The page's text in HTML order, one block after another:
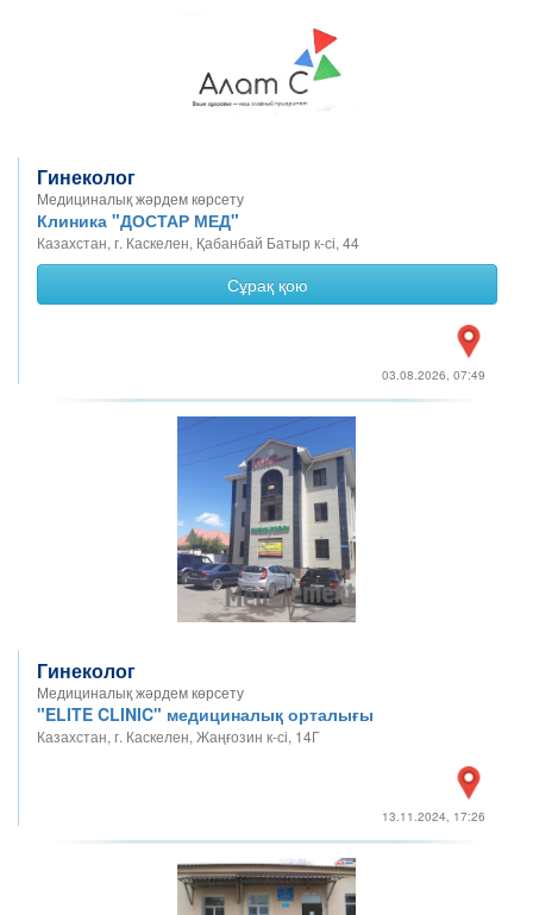
Гинеколог
Медициналық жәрдем көрсету
Клиника "ДОСТАР МЕД"
Казахстан, г. Каскелен, Қабанбай Батыр к-сі, 44
Сұрақ қою
03.08.2026, 07:49
Гинеколог
Медициналық жәрдем көрсету
"ELITE CLINIC" медициналық орталығы
Казахстан, г. Каскелен, Жаңғозин к-сі, 14Г
13.11.2024, 17:26